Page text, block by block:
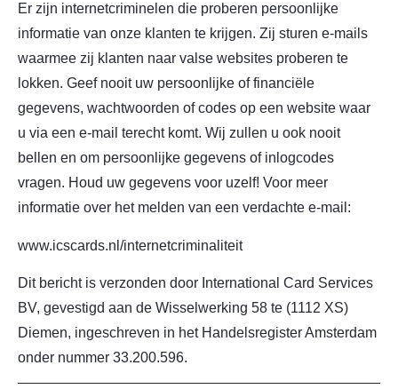
Er zijn internetcriminelen die proberen persoonlijke
informatie van onze klanten te krijgen. Zij sturen e-mails
waarmee zij klanten naar valse websites proberen te
lokken. Geef nooit uw persoonlijke of financiële
gegevens, wachtwoorden of codes op een website waar
u via een e-mail terecht komt. Wij zullen u ook nooit
bellen en om persoonlijke gegevens of inlogcodes
vragen. Houd uw gegevens voor uzelf! Voor meer
informatie over het melden van een verdachte e-mail:
www.icscards.nl/internetcriminaliteit
Dit bericht is verzonden door International Card Services
BV, gevestigd aan de Wisselwerking 58 te (1112 XS)
Diemen, ingeschreven in het Handelsregister Amsterdam
onder nummer 33.200.596.